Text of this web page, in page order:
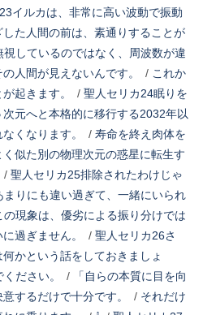
イルカは、非常に高い波動で振動
た人間の前は、素通りすることが
視しているのではなく、周波数が違
人間が見えないんです。
/ これか
起きます。
/ 聖人セリカ24眠りを
元へと本格的に移行する2032年以
くなります。
/ 寿命を終え肉体を
似た別の物理次元の惑星に転生す
/ 聖人セリカ25排除されたわけじゃ
まりにも違い過ぎて、一緒にいられ
の現象は、優劣による振り分けでは
過ぎません。
/ 聖人セリカ26さ
かという話をしておきましょ
ださい。 /
「自らの本質に目を向
するだけで十分です。
/ それだけ